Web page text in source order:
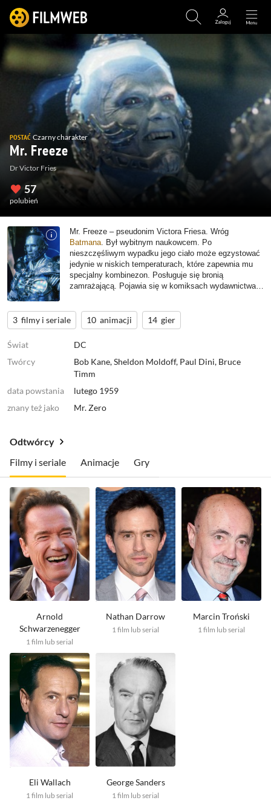
POSTAĆ Czarny charakter
Mr. Freeze
Dr Victor Fries
57
polubień
Mr. Freeze – pseudonim Victora Friesa. Wróg
Batmana. Był wybitnym naukowcem. Po
nieszczęśliwym wypadku jego ciało może egzystować
jedynie w niskich temperaturach, które zapewnia mu
specjalny kombinezon. Posługuje się bronią
zamrażającą. Pojawia się w komiksach wydawnictwa
zagrał goArnold Schwarzenegger
3 filmy i seriale 10 animacji 14 gier
Świat
DC
Twórcy
Bob Kane,Sheldon Moldoff, Paul Dini, Bruce
Timm
data powstania
lutego 1959
znany też jako
Mr. Zero
odtwórcy
Filmy i seriale
Animacje Gry
Arnold
Schwarzenegger
1 film lub serial
Nathan Darrow
1 film lub serial
Marcin Troński
1 film lub serial
Eli Wallach
1 film lub serial
George Sanders
1 film lub serial